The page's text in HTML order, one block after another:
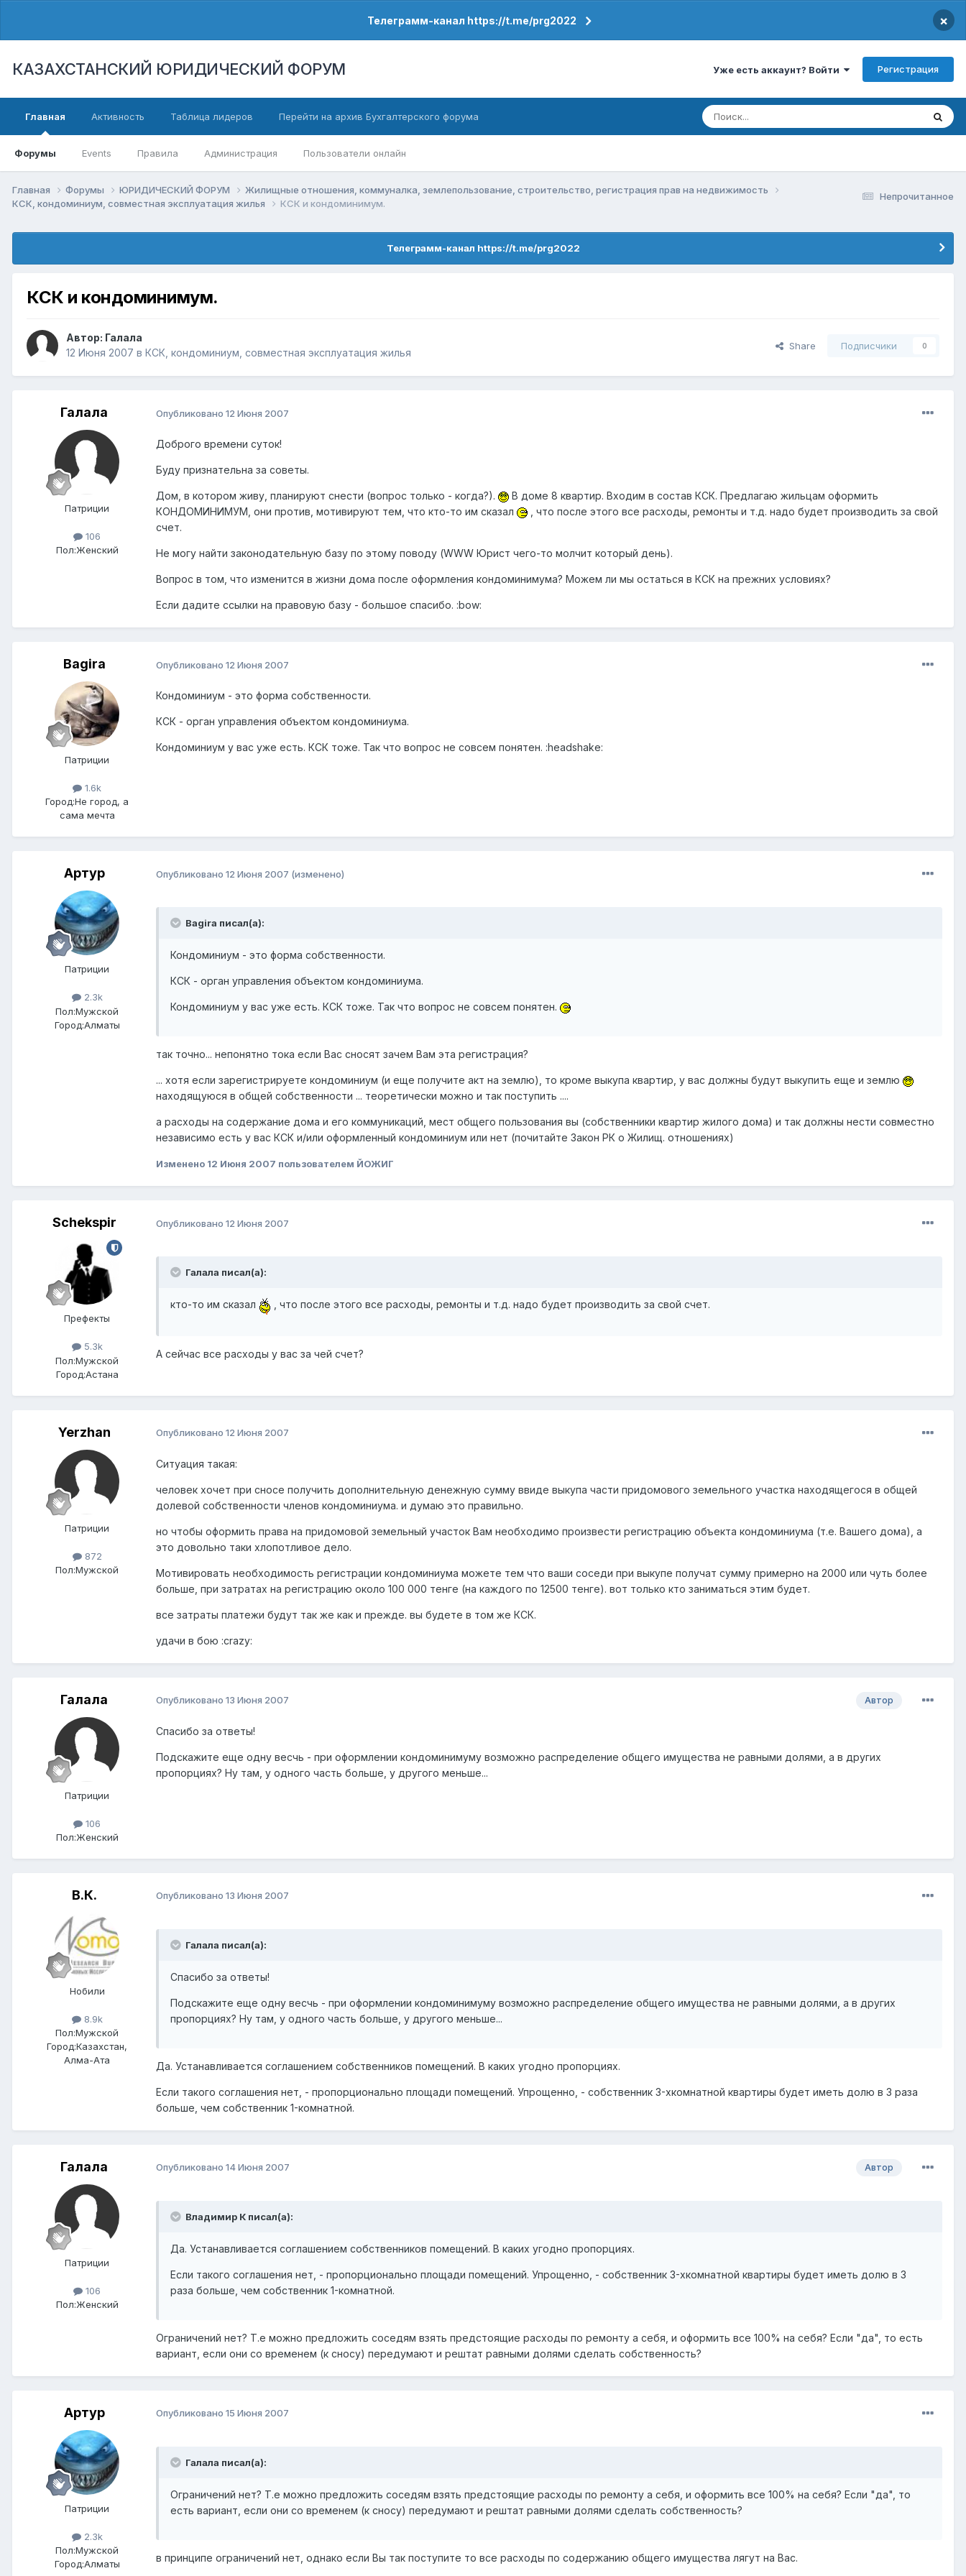
Телеграмм-канал https://t.me/prg2022 ×
КАЗАХСТАНСКИЙ ЮРИДИЧЕСКИЙ ФОРУМ Уже есть аккаунт? Войти Регистрация
Главная
Форумы Events Правила Администрация Пользователи онлайн
Активность Таблица лидеров Перейти на архив Бухгалтерского форума
Непрочитанное
Главная Форумы ЮРИДИЧЕСКИЙ ФОРУМ
Жилищные отношения, коммуналка, землепользование, строительство, регистрация прав на недвижимость
КСК, кондоминиум, совместная эксплуатация жилья
КСК и кондоминимум.
Телеграмм-канал https://t.me/prg2022
КСК и кондоминимум.
Автор: Галала
12 Июня 2007 в КСК, кондоминиум, совместная эксплуатация жилья
Share Подписчики 0
Галала
Патриции
106
Пол:Женский
Опубликовано 12 Июня 2007
Доброго времени суток!
Буду признательна за советы.
Дом, в котором живу, планируют снести (вопрос только - когда?).
В доме 8 квартир. Входим в состав КСК. Предлагаю жильцам оформить
КОНДОМИНИМУМ, они против, мотивируют тем, что кто-то им сказал
, что после этого все расходы, ремонты и т.д. надо будет производить за свой
счет.
Не могу найти законодательную базу по этому поводу (WWW Юрист чего-то молчит который день).
Вопрос в том, что изменится в жизни дома после оформления кондоминимума? Можем ли мы остаться в КСК на прежних условиях?
Если дадите ссылки на правовую базу - большое спасибо. :bow:
Bagira
Патриции
1.6k
Город:Не город, а
сама мечта
Опубликовано 12 Июня 2007
Кондоминиум - это форма собственности.
КСК - орган управления объектом кондоминиума.
Кондоминиум у вас уже есть. КСК тоже. Так что вопрос не совсем понятен. :headshake:
Артур
Патриции
2.3k
Пол:Мужской
Город:Алматы
Опубликовано 12 Июня 2007 (изменено)
Bagira писал(а):
Кондоминиум - это форма собственности.
КСК - орган управления объектом кондоминиума.
Кондоминиум у вас уже есть. КСК тоже. Так что вопрос не совсем понятен.
так точно... непонятно тока если Вас сносят зачем Вам эта регистрация?
... хотя если зарегистрируете кондоминиум (и еще получите акт на землю), то кроме выкупа квартир, у вас должны будут выкупить еще и землю
находящуюся в общей собственности ... теоретически можно и так поступить ....
а расходы на содержание дома и его коммуникаций, мест общего пользования вы (собственники квартир жилого дома) и так должны нести совместно
независимо есть у вас КСК и/или оформленный кондоминиум или нет (почитайте Закон РК о Жилищ. отношениях)
Изменено 12 Июня 2007 пользователем ЙОЖИГ
Schekspir
Префекты
5.3k
Пол:Мужской
Город:Астана
Опубликовано 12 Июня 2007
Галала писал(а):
кто-то им сказал , что после этого все расходы, ремонты и т.д. надо будет производить за свой счет.
А сейчас все расходы у вас за чей счет?
Yerzhan
Патриции
872
Пол:Мужской
Опубликовано 12 Июня 2007
Ситуация такая:
человек хочет при сносе получить дополнительную денежную сумму ввиде выкупа части придомового земельного участка находящегося в общей
долевой собственности членов кондоминиума. и думаю это правильно.
но чтобы оформить права на придомовой земельный участок Вам необходимо произвести регистрацию объекта кондоминиума (т.е. Вашего дома), а
это довольно таки хлопотливое дело.
Мотивировать необходимость регистрации кондоминиума можете тем что ваши соседи при выкупе получат сумму примерно на 2000 или чуть более
больше, при затратах на регистрацию около 100 000 тенге (на каждого по 12500 тенге). вот только кто заниматься этим будет.
все затраты платежи будут так же как и прежде. вы будете в том же КСК.
удачи в бою :crazy:
Галала
Патриции
106
Пол:Женский
Автор
Опубликовано 13 Июня 2007
Спасибо за ответы!
Подскажите еще одну весчь - при оформлении кондоминимуму возможно распределение общего имущества не равными долями, а в других
пропорциях? Ну там, у одного часть больше, у другого меньше...
В.К.
Нобили
8.9k
Пол:Мужской
Город:Казахстан,
Алма-Ата
Опубликовано 13 Июня 2007
Галала писал(а):
Спасибо за ответы!
Подскажите еще одну весчь - при оформлении кондоминимуму возможно распределение общего имущества не равными долями, а в других
пропорциях? Ну там, у одного часть больше, у другого меньше...
Да. Устанавливается соглашением собственников помещений. В каких угодно пропорциях.
Если такого соглашения нет, - пропорционально площади помещений. Упрощенно, - собственник 3-хкомнатной квартиры будет иметь долю в 3 раза
больше, чем собственник 1-комнатной.
Галала
Патриции
106
Пол:Женский
Автор
Опубликовано 14 Июня 2007
Владимир К писал(а):
Да. Устанавливается соглашением собственников помещений. В каких угодно пропорциях.
Если такого соглашения нет, - пропорционально площади помещений. Упрощенно, - собственник 3-хкомнатной квартиры будет иметь долю в 3
раза больше, чем собственник 1-комнатной.
Ограничений нет? Т.е можно предложить соседям взять предстоящие расходы по ремонту а себя, и оформить все 100% на себя? Если "да", то есть
вариант, если они со временем (к сносу) передумают и рештат равными долями сделать собственность?
Артур
Патриции
2.3k
Пол:Мужской
Город:Алматы
Опубликовано 15 Июня 2007
Галала писал(а):
Ограничений нет? Т.е можно предложить соседям взять предстоящие расходы по ремонту а себя, и оформить все 100% на себя? Если "да", то
есть вариант, если они со временем (к сносу) передумают и рештат равными долями сделать собственность?
в принципе ограничений нет, однако если Вы так поступите то все расходы по содержанию общего имущества лягут на Вас.